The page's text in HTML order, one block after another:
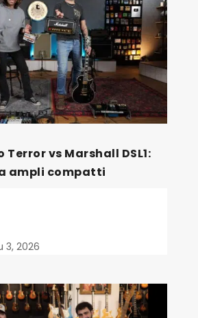
Terror vs Marshall DSL1:
ampli compatti
3, 2026